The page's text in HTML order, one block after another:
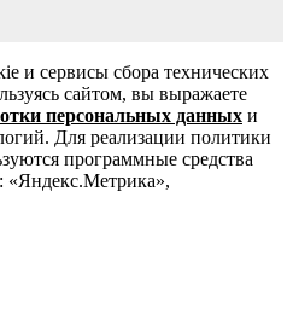
и сервисы сбора технических
сайтом, вы выражаете
персональных данных и
Для реализации политики
программные средства
«Яндекс.Метрика»,